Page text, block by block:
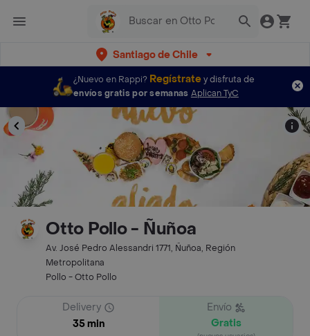
Santiago de Chile
¿Nuevo en Rappi? Regístratey disfruta de
envíos gratis por semanas Aplican TyC
Otto Pollo - Ñuñoa
Av. José Pedro Alessandri 1771, Ñuñoa, Región
Metropolitana
Pollo - Otto Pollo
Delivery
35 min
Envío
Gratis